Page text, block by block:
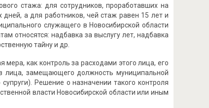
стажа: для сотрудников, проработавших на
а для работников, чей стаж равен 15 лет и
служащего в Новосибирской области
относятся: надбавка за выслугу лет, надбавка
тайну и др.
как контроль за расходами этого лица, его
лица, замещающего должность муниципальной
Решение о назначении такого контроля
власти Новосибирской области или иным